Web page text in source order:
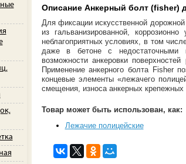
Описание Анкерный болт (fisher)
Для фиксации искусственной
из гальванизированной,
неблагоприятных условиях, в том
даже в бетоне с недостаточными
возможности анкеровки
Применение анкерного болта Fisher
концевые элементы «лежачего
смещения, износа анкерных крепежных
Товар может быть использован, как:
Лежачие полицейские